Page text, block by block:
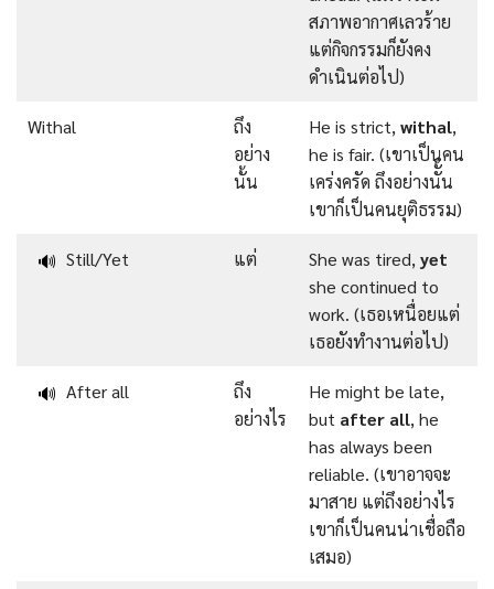
สภาพอากาศเลวร้าย
แต่กิจกรรมก็ยังคง
ดำเนินต่อไป)
Withal
ถึง
อย่าง
นั้น
He is strict, withal,
he is fair. (เขาเป็นคน
เคร่งครัด ถึงอย่างนัั้น
เขาก็เป็นคนยุติธรรม)
🔊 Still/Yet แต่ She was tired, yet
she continued to
work. (เธอเหนื่อยแต่
เธอยังทำงานต่อไป)
🔊 After all
ถึง
อย่างไร
He might be late,
but after all, he
has always been
reliable. (เขาอาจจะ
มาสาย แต่ถึงอย่างไร
เขาก็เป็นคนน่าเชื่อถือ
เสมอ)